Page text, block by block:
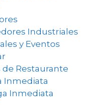
Industriales
y Eventos
de Restaurante
Inmediata
Inmediata